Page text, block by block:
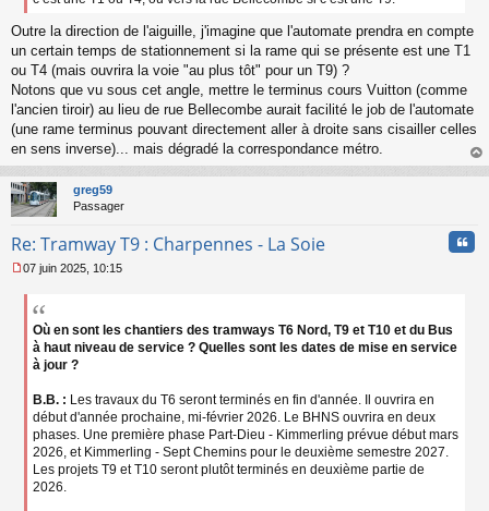
e
n
l
u
Outre la direction de l'aiguille, j'imagine que l'automate prendra en compte
un certain temps de stationnement si la rame qui se présente est une T1
ou T4 (mais ouvrira la voie "au plus tôt" pour un T9) ?
Notons que vu sous cet angle, mettre le terminus cours Vuitton (comme
l'ancien tiroir) au lieu de rue Bellecombe aurait facilité le job de l'automate
(une rame terminus pouvant directement aller à droite sans cisailler celles
en sens inverse)... mais dégradé la correspondance métro.
au
greg59
Passager
Re: Tramway T9 : Charpennes - La Soie
e
07 juin 2025, 10:15
Où en sont les chantiers des tramways T6 Nord, T9 et T10 et du Bus
à haut niveau de service ? Quelles sont les dates de mise en service
à jour ?
B.B. : Les travaux du T6 seront terminés en fin d'année. Il ouvrira en
début d'année prochaine, mi-février 2026. Le BHNS ouvrira en deux
phases. Une première phase Part-Dieu - Kimmerling prévue début mars
2026, et Kimmerling - Sept Chemins pour le deuxième semestre 2027.
Les projets T9 et T10 seront plutôt terminés en deuxième partie de
2026.